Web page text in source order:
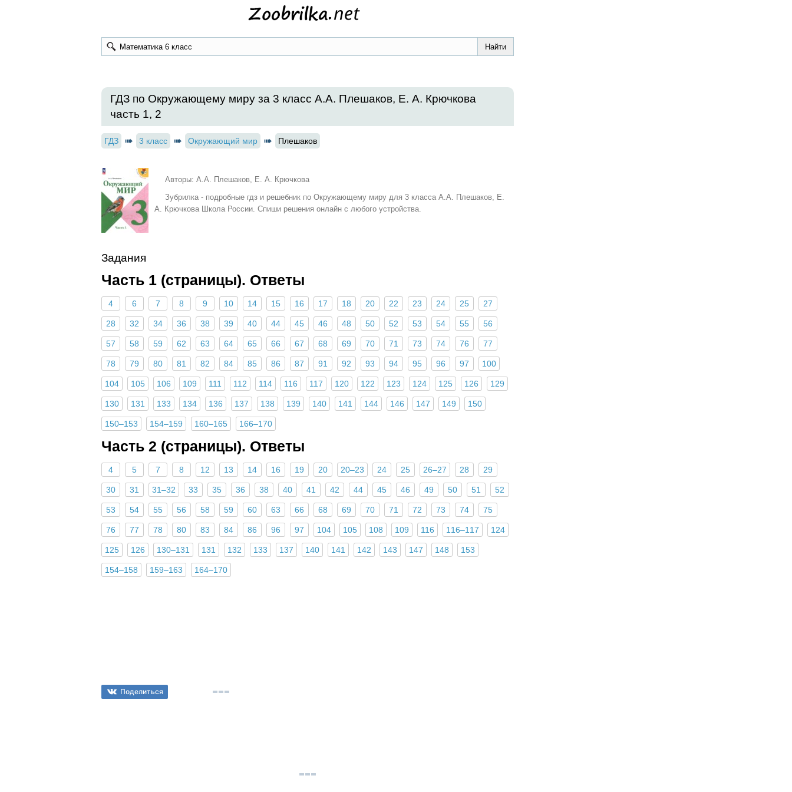
ГДЗ по Окружающему миру за 3 класс А.А. Плешаков, Е. А. Крючкова
часть 1, 2
ГДЗ 3 класс Окружающий мир Плешаков
Авторы: А.А. Плешаков, Е. А. Крючкова
Зубрилка - подробные гдз и решебник по Окружающему миру для 3 класса А.А. Плешаков, Е.
А. Крючкова Школа России. Спиши решения онлайн с любого устройства.
Задания
Часть 1 (страницы). Ответы
4 6 7 8 9 10 14 15 16 17 18 20 22 23 24 25 27
28 32 34 36 38 39 40 44 45 46 48 50 52 53 54 55 56
57 58 59 62 63 64 65 66 67 68 69 70 71 73 74 76 77
78 79 80 81 82 84 85 86 87 91 92 93 94 95 96 97 100
104 105 106 109 111 112 114 116 117 120 122 123 124 125 126 129
130 131 133 134 136 137 138 139 140 141 144 146 147 149 150
150–153 154–159 160–165 166–170
Часть 2 (страницы). Ответы
4 5 7 8 12 13 14 16 19 20 20–23 24 25 26–27 28 29
30 31 31–32 33 35 36 38 40 41 42 44 45 46 49 50 51 52
53 54 55 56 58 59 60 63 66 68 69 70 71 72 73 74 75
76 77 78 80 83 84 86 96 97 104 105 108 109 116 116–117 124
125 126 130–131 131 132 133 137 140 141 142 143 147 148 153
154–158 159–163 164–170
Поделиться